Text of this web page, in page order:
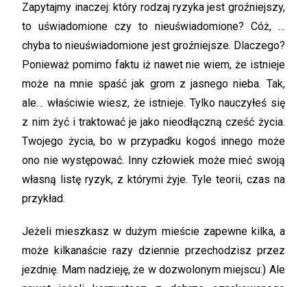
Zapytajmy inaczej: który rodzaj ryzyka jest groźniejszy,
to uświadomione czy to nieuświadomione? Cóż, …
chyba to nieuświadomione jest groźniejsze. Dlaczego?
Ponieważ pomimo faktu iż nawet nie wiem, że istnieje
może na mnie spaść jak grom z jasnego nieba. Tak,
ale… właściwie wiesz, że istnieje. Tylko nauczyłeś się
z nim żyć i traktować je jako nieodłączną cześć życia.
Twojego życia, bo w przypadku kogoś innego może
ono nie występować. Inny człowiek może mieć swoją
własną listę ryzyk, z którymi żyje. Tyle teorii, czas na
przykład.
Jeżeli mieszkasz w dużym mieście zapewne kilka, a
może kilkanaście razy dziennie przechodzisz przez
jezdnię. Mam nadzieję, że w dozwolonym miejscu:) Ale